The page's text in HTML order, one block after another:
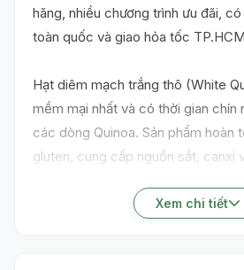
hãng, nhiều chương trình ưu đãi,
toàn quốc và giao hỏa tốc
Hạt diêm mạch trắng thô (White
mềm mại nhất và có thời gian chín
các dòng Quinoa. Sản phẩm hoàn
gluten, cung cấp nguồn sắt, canxi
ngọt bùi phảng phất của hạt trắng
Xem chi tiết